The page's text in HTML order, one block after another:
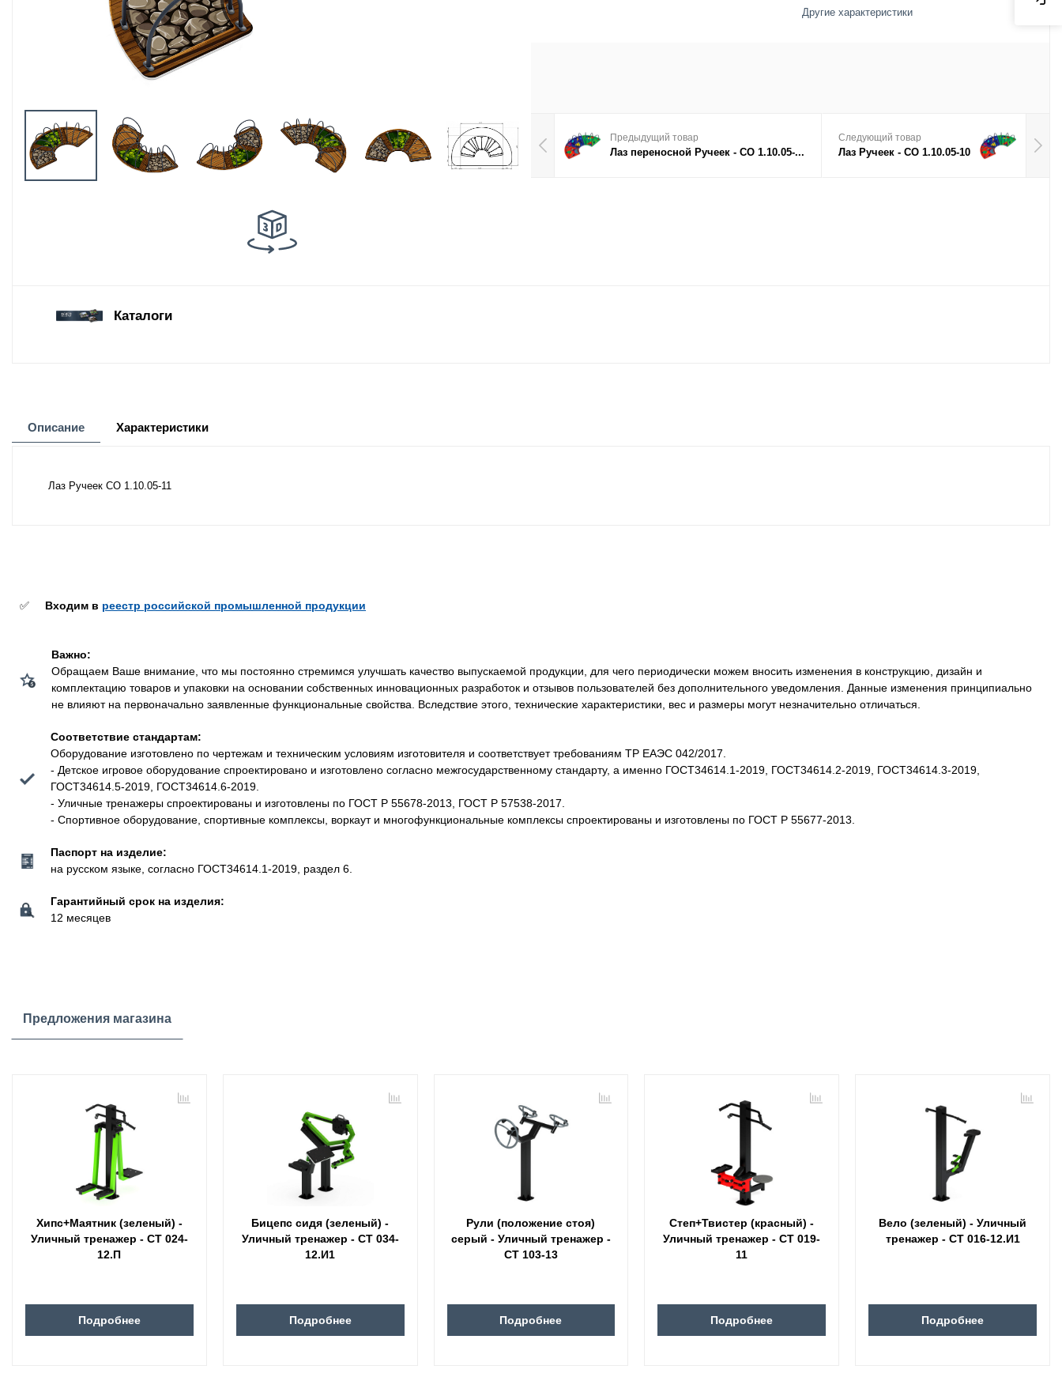
оборудование
Благоустройство
детских площадок
Другие характеристики
Предыдущий товар
Лаз переносной Ручеек - СО 1.10.05-...
Следующий товар
Лаз Ручеек - СО 1.10.05-10
Каталоги
Описание Характеристики
Лаз Ручеек СО 1.10.05-11
✅ Входим в реестр российской промышленной продукции
Важно:
Обращаем Ваше внимание, что мы постоянно стремимся улучшать качество выпускаемой продукции, для чего периодически можем вносить изменения в конструкцию, дизайн и
комплектацию товаров и упаковки на основании собственных инновационных разработок и отзывов пользователей без дополнительного уведомления. Данные изменения принципиально
не влияют на первоначально заявленные функциональные свойства. Вследствие этого, технические характеристики, вес и размеры могут незначительно отличаться.
Соответствие стандартам:
Оборудование изготовлено по чертежам и техническим условиям изготовителя и соответствует требованиям ТР ЕАЭС 042/2017.
- Детское игровое оборудование спроектировано и изготовлено согласно межгосударственному стандарту, а именно ГОСТ34614.1-2019, ГОСТ34614.2-2019, ГОСТ34614.3-2019,
ГОСТ34614.5-2019, ГОСТ34614.6-2019.
- Уличные тренажеры спроектированы и изготовлены по ГОСТ Р 55678-2013, ГОСТ Р 57538-2017.
- Спортивное оборудование, спортивные комплексы, воркаут и многофункциональные комплексы спроектированы и изготовлены по ГОСТ Р 55677-2013.
Паспорт на изделие:
на русском языке, согласно ГОСТ34614.1-2019, раздел 6.
Гарантийный срок на изделия:
12 месяцев
Предложения магазина
Хипс+Маятник (зеленый) -
Уличный тренажер - СТ 024-
12.П
Подробнее
Бицепс сидя (зеленый) -
Уличный тренажер - СТ 034-
12.И1
Подробнее
Рули (положение стоя)
серый - Уличный тренажер -
СТ 103-13
Подробнее
Степ+Твистер (красный) -
Уличный тренажер - СТ 019-
11
Подробнее
Вело (зеленый) - Уличный
тренажер - СТ 016-12.И1
Подробнее